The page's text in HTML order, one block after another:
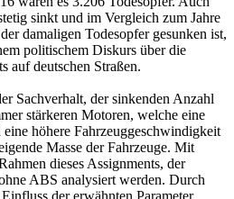
sinkt und im Vergleich zum Jahre
damaligen Todesopfer gesunken ist,
politischem Diskurs über die
auf deutschen Straßen.
Sachverhalt, der sinkenden Anzahl
stärkeren Motoren, welche eine
höhere Fahrzeuggeschwindigkeit
Masse der Fahrzeuge. Mit
dieses Assignments, der
ABS analysiert werden. Durch
der erwähnten Parameter